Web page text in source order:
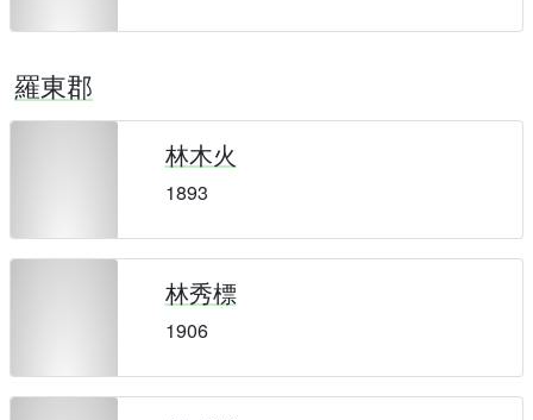
羅東郡
林木火
1893
林秀標
1906